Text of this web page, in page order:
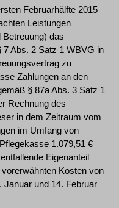
Februarhälfte 2015
Leistungen
das
Abs. 2 Satz 1 WBVG in
zu
Zahlungen an den
§ 87a Abs. 3 Satz 1
Rechnung des
in dem Zeitraum vom
im Umfang von
1.079,51 €
Eigenanteil
Kosten von
Januar und 14. Februar